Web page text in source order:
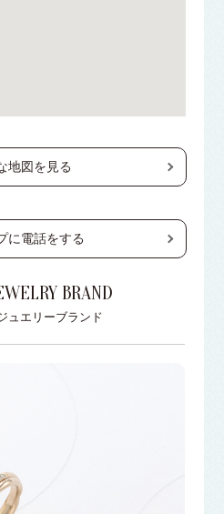
地図を見る
に電話をする
BRAND
ュエリーブランド